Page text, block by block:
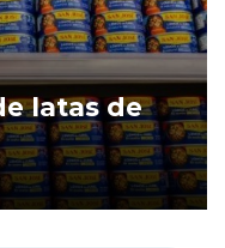
latas de